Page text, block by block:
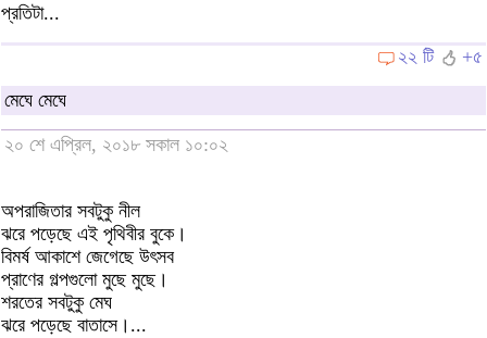
প্রতিটা...
২২ টি
+৫
মেঘে মেঘে
২০ শে এপ্রিল, ২০১৮ সকাল ১০:০২
অপরাজিতার সবটুকু নীল
ঝরে পড়েছে এই পৃথিবীর বুকে।
বিমর্ষ আকাশে জেগেছে উৎসব
প্রাণের গল্পগুলো মুছে মুছে।
শরতের সবটুকু মেঘ
ঝরে পড়েছে বাতাসে।...